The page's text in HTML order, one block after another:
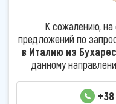
К сожалению, на
предложений по
в Италию из
данному